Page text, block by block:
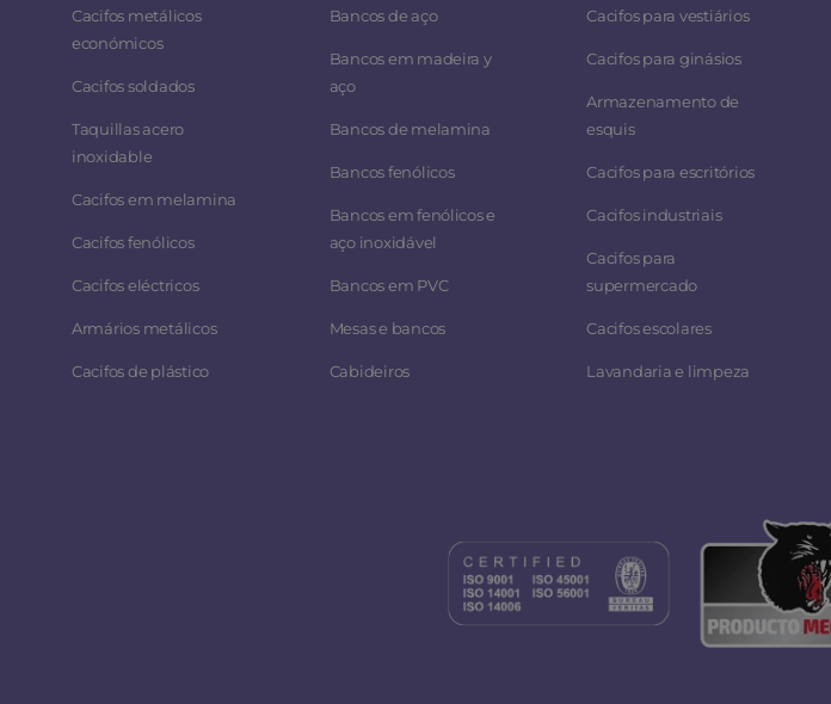
Cacifos metálicos
económicos
Cacifos soldados
Taquillas acero
inoxidable
Cacifos em melamina
Cacifos fenólicos
Cacifos eléctricos
Armários metálicos
Cacifos de plástico
Bancos de aço
Bancos em madeira y
aço
Bancos de melamina
Bancos fenólicos
Bancos em fenólicos e
aço inoxidável
Bancos em PVC
Mesas e bancos
Cabideiros
Cacifos para vestiários
Cacifos para ginásios
Armazenamento de
esquis
Cacifos para escritórios
Cacifos industriais
Cacifos para
supermercado
Cacifos escolares
Lavandaria e limpeza